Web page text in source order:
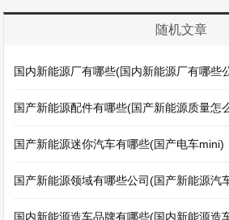
随机文章
国内新能源厂有哪些(国内新能源厂有哪些
国产新能源配件有哪些(国产新能源质量怎
国产新能源迷你汽车有哪些(国产电车mini)
国产新能源领域有哪些公司(国产新能源汽
国内新能源造车品牌有哪些(国内新能源造